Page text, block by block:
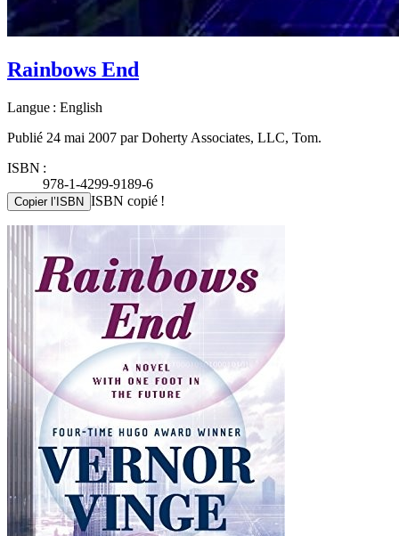
Rainbows End
Langue : English
Publié 24 mai 2007 par Doherty Associates, LLC, Tom.
ISBN :
978-1-4299-9189-6
Copier l’ISBN ISBN copié !